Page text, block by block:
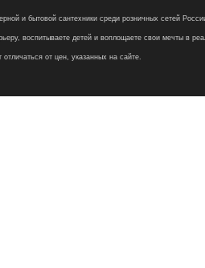
и бытовой сантехники среди розничных сетей
воспитываете детей и воплощаете свои мечты в
от цен, указанных на сайте.